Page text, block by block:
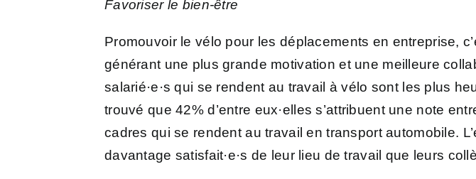
Favoriser le bien-être
Promouvoir le vélo pour les déplacements en entreprise,
générant une plus grande motivation et une meilleure
salarié·e·s qui se rendent au travail à vélo sont les plus
trouvé que 42% d’entre eux·elles s’attribuent une note
cadres qui se rendent au travail en transport automobile.
davantage satisfait·e·s de leur lieu de travail que leurs